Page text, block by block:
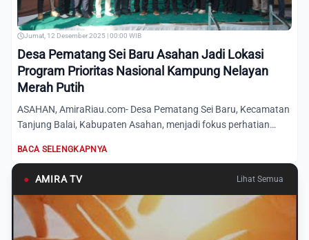
Jumat, 12 Desember 2025 | 00:00 WIB
Desa Pematang Sei Baru Asahan Jadi Lokasi
Program Prioritas Nasional Kampung Nelayan
Merah Putih
ASAHAN, AmiraRiau.com- Desa Pematang Sei Baru, Kecamatan
Tanjung Balai, Kabupaten Asahan, menjadi fokus perhatian
BACA SELENGKAPNYA
● AMIRA TV Lihat Semua